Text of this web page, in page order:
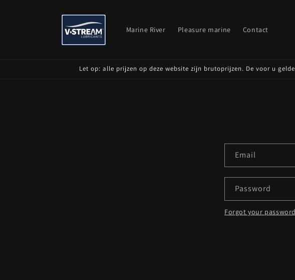
Marine River Pleasure marine Contact
Let op: alle prijzen op deze website zijn brutoprijzen. De voor u
Email
Password
Forgot your